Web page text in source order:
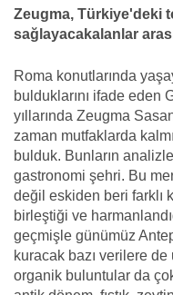
Zeugma, Türkiye'deki
sağlayacakalanlar
Roma konutlarında
bulduklarını ifade eden
yıllarında Zeugma
zaman mutfaklarda
bulduk. Bunların
gastronomi şehri. Bu
değil eskiden beri farklı
birleştiği ve
geçmişle günümüz
kuracak bazı verilere
organik buluntular da